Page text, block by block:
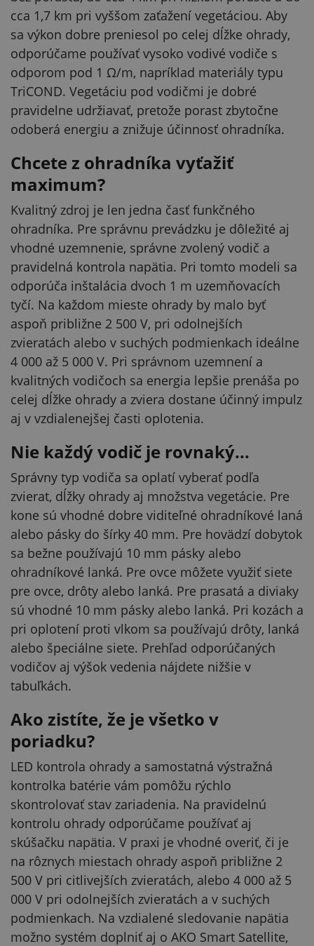
cca 1,7 km pri vyššom zaťažení vegetáciou. Aby
sa výkon dobre preniesol po celej dĺžke ohrady,
odporúčame používať vysoko vodivé vodiče s
odporom pod 1 Ω/m, napríklad materiály typu
TriCOND. Vegetáciu pod vodičmi je dobré
pravidelne udržiavať, pretože porast zbytočne
odoberá energiu a znižuje účinnosť ohradníka.
Chcete z ohradníka vyťažiť
maximum?
Kvalitný zdroj je len jedna časť funkčného
ohradníka. Pre správnu prevádzku je dôležité aj
vhodné uzemnenie, správne zvolený vodič a
pravidelná kontrola napätia. Pri tomto modeli sa
odporúča inštalácia dvoch 1 m uzemňovacích
tyčí. Na každom mieste ohrady by malo byť
aspoň približne 2 500 V, pri odolnejších
zvieratách alebo v suchých podmienkach ideálne
4 000 až 5 000 V. Pri správnom uzemnení a
kvalitných vodičoch sa energia lepšie prenáša po
celej dĺžke ohrady a zviera dostane účinný impulz
aj v vzdialenejšej časti oplotenia.
Nie každý vodič je rovnaký...
Správny typ vodiča sa oplatí vyberať podľa
zvierat, dĺžky ohrady aj množstva vegetácie. Pre
kone sú vhodné dobre viditeľné ohradníkové laná
alebo pásky do šírky 40 mm. Pre hovädzí dobytok
sa bežne používajú 10 mm pásky alebo
ohradníkové lanká. Pre ovce môžete využiť siete
pre ovce, drôty alebo lanká. Pre prasatá a diviaky
sú vhodné 10 mm pásky alebo lanká. Pri kozách a
pri oplotení proti vlkom sa používajú drôty, lanká
alebo špeciálne siete. Prehľad odporúčaných
vodičov aj výšok vedenia nájdete nižšie v
tabuľkách.
Ako zistíte, že je všetko v
poriadku?
LED kontrola ohrady a samostatná výstražná
kontrolka batérie vám pomôžu rýchlo
skontrolovať stav zariadenia. Na pravidelnú
kontrolu ohrady odporúčame používať aj
skúšačku napätia. V praxi je vhodné overiť, či je
na rôznych miestach ohrady aspoň približne 2
500 V pri citlivejších zvieratách, alebo 4 000 až 5
000 V pri odolnejších zvieratách a v suchých
podmienkach. Na vzdialené sledovanie napätia
možno systém doplniť aj o AKO Smart Satellite,